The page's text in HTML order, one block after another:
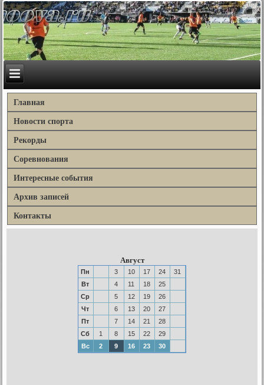
Главная
Новости спорта
Рекорды
Соревнования
Интересные события
Архив записей
Контакты
Август
Пн 3 10 17 24
31
Вт
4 11 18
25
Ср
5 12 19
26
Чт
6 13 20
27
Пт
7 14 21
28
Сб
1 8 15 22
29
Вс
2 9 16 23 30